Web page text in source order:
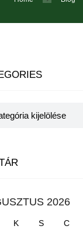
2026
K S C